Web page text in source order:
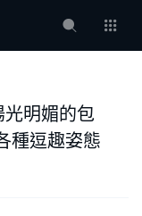
明媚的包
種逗趣姿態